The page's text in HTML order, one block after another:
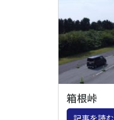
箱根峠